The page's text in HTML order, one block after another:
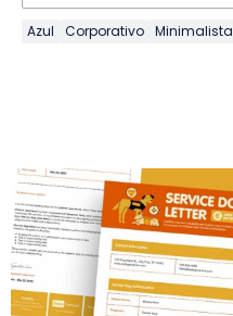
Azul Corporativo Minimalista